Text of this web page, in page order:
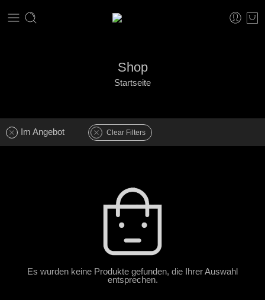
Shop
Startseite
Im Angebot Clear Filters
Es wurden keine Produkte gefunden, die Ihrer Auswahl
entsprechen.